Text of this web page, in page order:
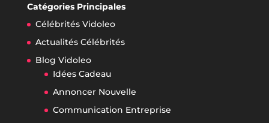
Catégories Principales
Célébrités Vidoleo
Actualités Célébrités
Blog Vidoleo
Idées Cadeau
Annoncer Nouvelle
Communication Entreprise